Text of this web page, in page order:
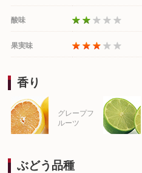
酸味
果実味
香り
グレープフ
ルーツ
ぶどう品種